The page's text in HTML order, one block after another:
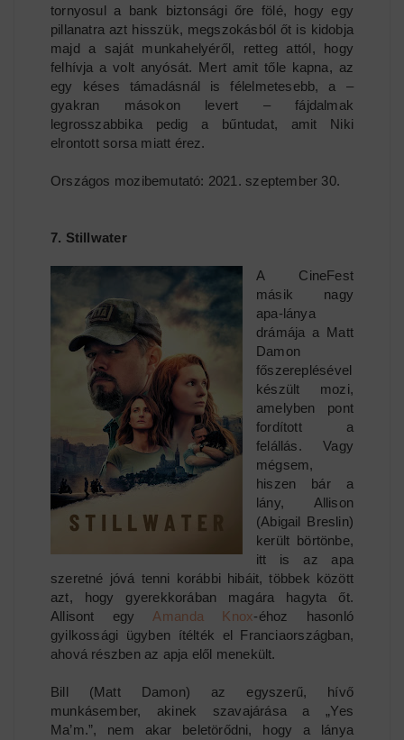
tornyosul a bank biztonsági őre fölé, hogy egy
pillanatra azt hisszük, megszokásból őt is kidobja
majd a saját munkahelyéről, retteg attól, hogy
felhívja a volt anyósát. Mert amit tőle kapna, az
egy késes támadásnál is félelmetesebb, a –
gyakran másokon levert – fájdalmak
legrosszabbika pedig a bűntudat, amit Niki
elrontott sorsa miatt érez.
Országos mozibemutató: 2021. szeptember 30.
7. Stillwater
A CineFest
másik nagy
apa-lánya
drámája a Matt
Damon
főszereplésével
készült mozi,
amelyben pont
fordított a
felállás. Vagy
mégsem,
hiszen bár a
lány, Allison
(Abigail Breslin)
került börtönbe,
itt is az apa
szeretné jóvá tenni korábbi hibáit, többek között
azt, hogy gyerekkorában magára hagyta őt.
Allisont egy Amanda Knox-éhoz hasonló
gyilkossági ügyben ítélték el Franciaországban,
ahová részben az apja elől menekült.
Bill (Matt Damon) az egyszerű, hívő
munkásember, akinek szavajárása a „Yes
Ma’m.”, nem akar beletörődni, hogy a lánya